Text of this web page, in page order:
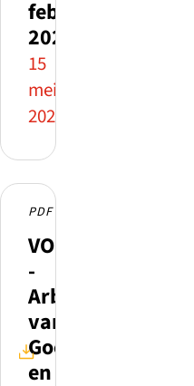
februari
2026
15
mei
2026
PDF
VOION
-
van
Gooi
en